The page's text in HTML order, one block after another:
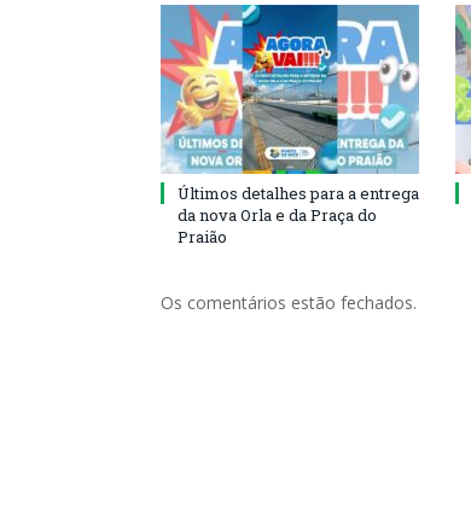
Últimos detalhes para a entrega
da nova Orla e da Praça do
Praião
Os comentários estão fechados.